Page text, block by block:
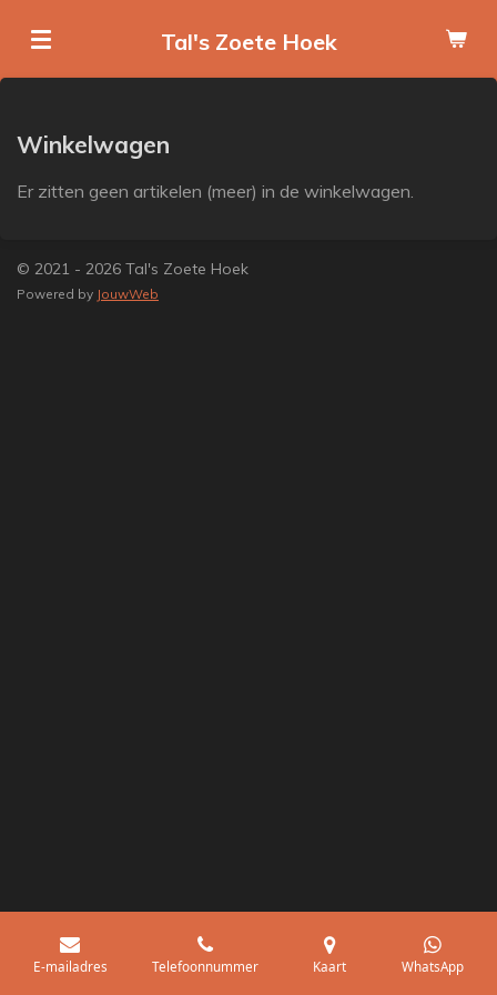
direct
naar
hoofdinhoud
Tal's Zoete Hoek
Winkelwagen
Er zitten geen artikelen (meer) in de winkelwagen.
© 2021 - 2026 Tal's Zoete Hoek
Powered by JouwWeb
E-mailadres Telefoonnummer Kaart WhatsApp